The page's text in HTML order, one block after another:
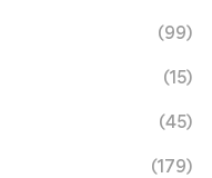
(99)
(15)
(45)
(179)